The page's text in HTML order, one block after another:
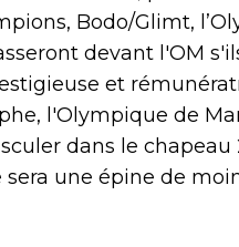
Bodo/Glimt,
devant l'OM
et
l'Olympique de
dans le chapeau
une épine de